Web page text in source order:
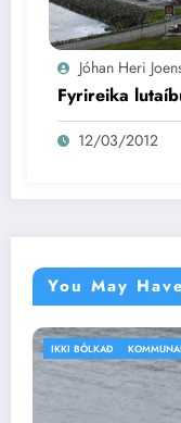
Jóhan Heri
Fyrireika
12/03/2012
You May